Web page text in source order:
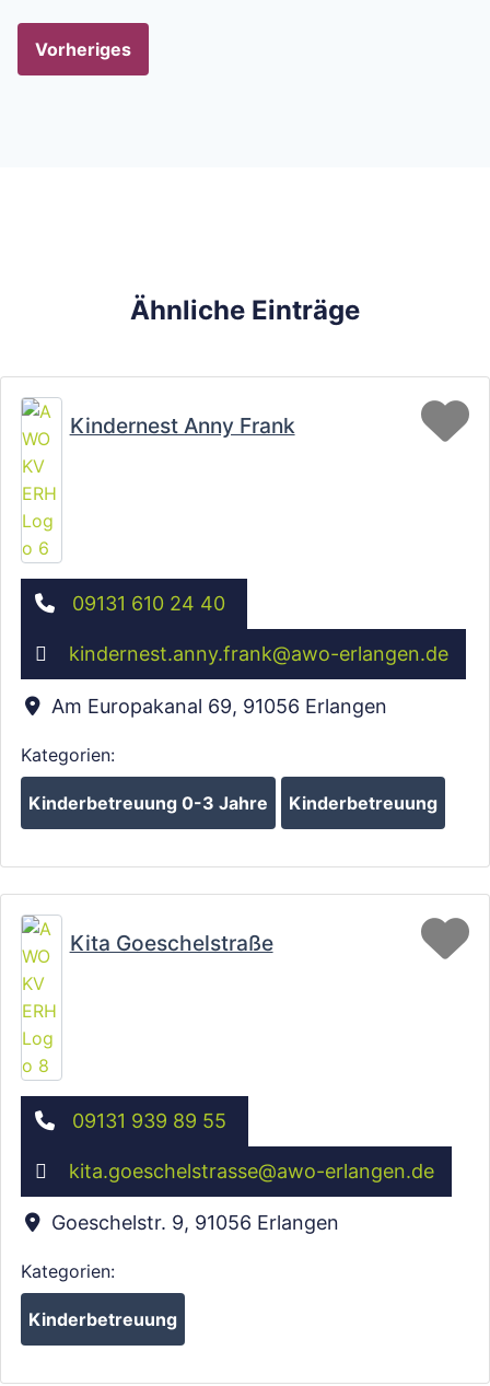
Vorheriges
Ähnliche Einträge
Kindernest Anny Frank
09131 610 24 40
kindernest.anny.frank@awo-erlangen.de
Am Europakanal 69, 91056 Erlangen
Kategorien:
Kinderbetreuung 0-3 Jahre Kinderbetreuung
Kita Goeschelstraße
09131 939 89 55
kita.goeschelstrasse@awo-erlangen.de
Goeschelstr. 9, 91056 Erlangen
Kategorien:
Kinderbetreuung